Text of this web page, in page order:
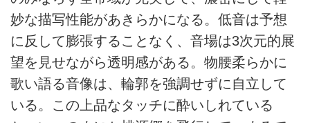
妙な描写性能があきらかになる。低音は予想
に反して膨張することなく、音場は3次元的展
望を見せながら透明感がある。物腰柔らかに
歌い語る音像は、輪郭を強調せずに自立して
いる。この上品なタッチに酔いしれている